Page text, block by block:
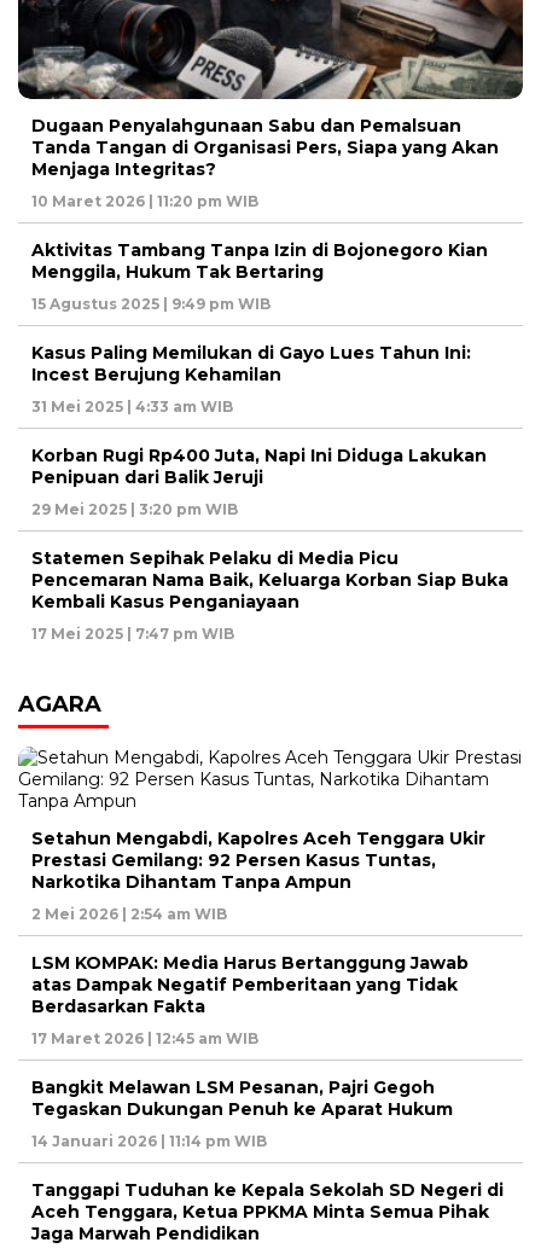
Dugaan Penyalahgunaan Sabu dan Pemalsuan
Tanda Tangan di Organisasi Pers, Siapa yang Akan
Menjaga Integritas?
10 Maret 2026 | 11:20 pm WIB
Aktivitas Tambang Tanpa Izin di Bojonegoro Kian
Menggila, Hukum Tak Bertaring
15 Agustus 2025 | 9:49 pm WIB
Kasus Paling Memilukan di Gayo Lues Tahun Ini:
Incest Berujung Kehamilan
31 Mei 2025 | 4:33 am WIB
Korban Rugi Rp400 Juta, Napi Ini Diduga Lakukan
Penipuan dari Balik Jeruji
29 Mei 2025 | 3:20 pm WIB
Statemen Sepihak Pelaku di Media Picu
Pencemaran Nama Baik, Keluarga Korban Siap Buka
Kembali Kasus Penganiayaan
17 Mei 2025 | 7:47 pm WIB
AGARA
Setahun Mengabdi, Kapolres Aceh Tenggara Ukir
Prestasi Gemilang: 92 Persen Kasus Tuntas,
Narkotika Dihantam Tanpa Ampun
2 Mei 2026 | 2:54 am WIB
LSM KOMPAK: Media Harus Bertanggung Jawab
atas Dampak Negatif Pemberitaan yang Tidak
Berdasarkan Fakta
17 Maret 2026 | 12:45 am WIB
Bangkit Melawan LSM Pesanan, Pajri Gegoh
Tegaskan Dukungan Penuh ke Aparat Hukum
14 Januari 2026 | 11:14 pm WIB
Tanggapi Tuduhan ke Kepala Sekolah SD Negeri di
Aceh Tenggara, Ketua PPKMA Minta Semua Pihak
Jaga Marwah Pendidikan